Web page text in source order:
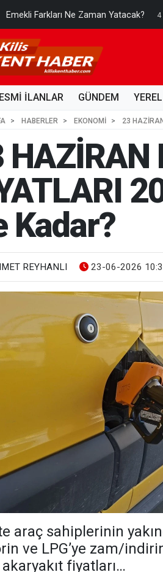
Emekli Farkları Ne Zaman Yatacak? 4
İLANLAR GÜNDEM YEREL
HABERLER EKONOMİ 23
HAZİRAN
Kadar?
REYHANLI 23-06-2026
araç sahiplerinin
ve LPG’ye zam/
fiyatları…